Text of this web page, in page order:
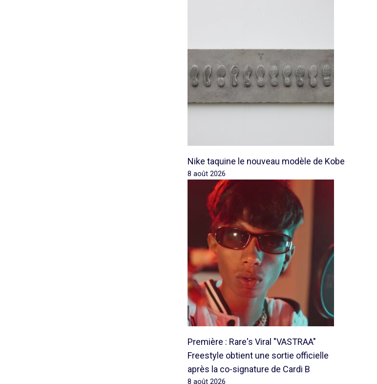
Nike taquine le nouveau modèle de Kobe
8 août 2026
Première : Rare's Viral "VASTRAA"
Freestyle obtient une sortie officielle
après la co-signature de Cardi B
8 août 2026